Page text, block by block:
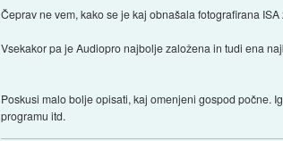
Čeprav ne vem, kako se je kaj obnašala fotografirana ISA
Vsekakor pa je Audiopro najbolje založena in tudi ena
Poskusi malo bolje opisati, kaj omenjeni gospod počne.
programu itd.